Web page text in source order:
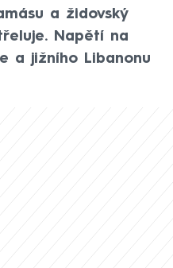
a židovský
Napětí na
a jižního Libanonu